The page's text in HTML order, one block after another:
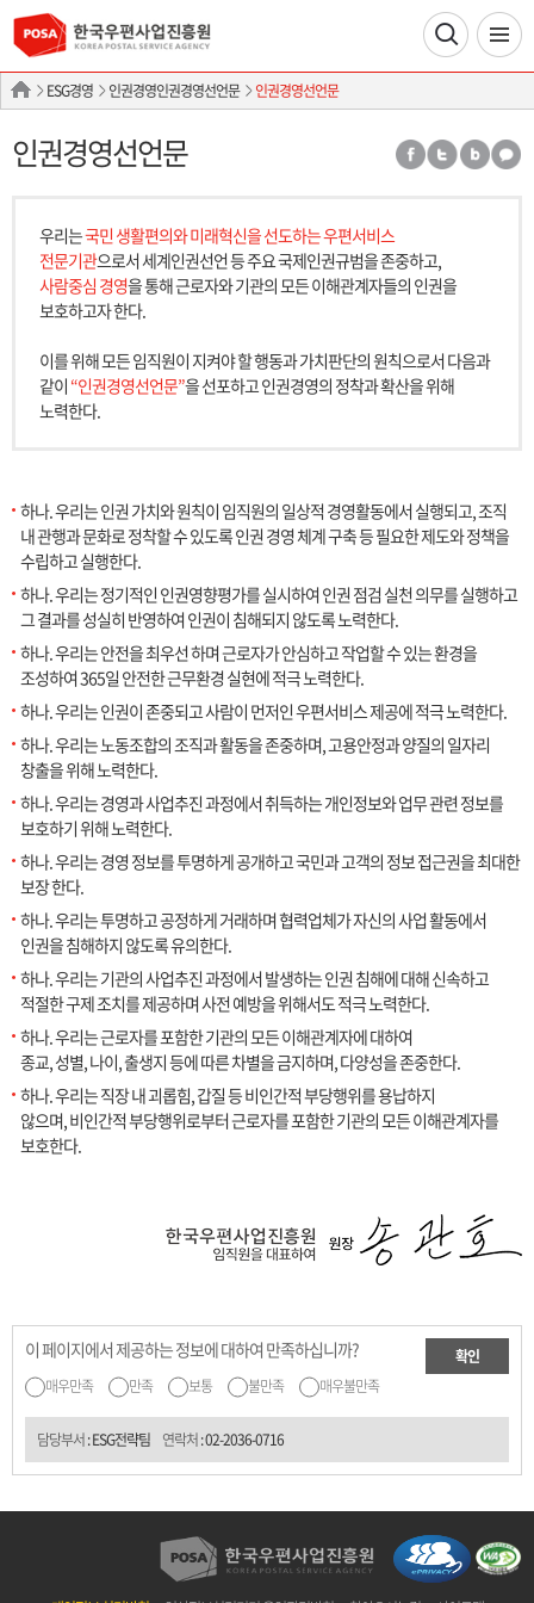
ESG경영 인권경영인권경영선언문 인권경영선언문
인권경영선언문
우리는국민 생활편의와 미래혁신을 선도하는 우편서비스
전문기관으로서 세계인권선언 등 주요 국제인권규범을 존중하고,
사람중심 경영을 통해 근로자와 기관의 모든 이해관계자들의 인권을
보호하고자 한다.
이를 위해 모든 임직원이 지켜야 할 행동과 가치판단의 원칙으로서 다음과
같이 “인권경영선언문”을 선포하고 인권경영의 정착과 확산을 위해
노력한다.
하나. 우리는 인권 가치와 원칙이 임직원의 일상적 경영활동에서 실행되고, 조직
내 관행과 문화로 정착할 수 있도록 인권 경영 체계 구축 등 필요한 제도와 정책을
수립하고 실행한다.
하나. 우리는 정기적인 인권영향평가를 실시하여 인권 점검 실천 의무를 실행하고
그 결과를 성실히 반영하여 인권이 침해되지 않도록 노력한다.
하나. 우리는 안전을 최우선 하며 근로자가 안심하고 작업할 수 있는 환경을
조성하여 365일 안전한 근무환경 실현에 적극 노력한다.
하나. 우리는 인권이 존중되고 사람이 먼저인 우편서비스 제공에 적극 노력한다.
하나. 우리는 노동조합의 조직과 활동을 존중하며, 고용안정과 양질의 일자리
창출을 위해 노력한다.
하나. 우리는 경영과 사업추진 과정에서 취득하는 개인정보와 업무 관련 정보를
보호하기 위해 노력한다.
하나. 우리는 경영 정보를 투명하게 공개하고 국민과 고객의 정보 접근권을 최대한
보장 한다.
하나. 우리는 투명하고 공정하게 거래하며 협력업체가 자신의 사업 활동에서
인권을 침해하지 않도록 유의한다.
하나. 우리는 기관의 사업추진 과정에서 발생하는 인권 침해에 대해 신속하고
적절한 구제 조치를 제공하며 사전 예방을 위해서도 적극 노력한다.
하나. 우리는 근로자를 포함한 기관의 모든 이해관계자에 대하여
종교, 성별, 나이, 출생지 등에 따른 차별을 금지하며, 다양성을 존중한다.
하나. 우리는 직장 내 괴롭힘, 갑질 등 비인간적 부당행위를 용납하지
않으며, 비인간적 부당행위로부터 근로자를 포함한 기관의 모든 이해관계자를
보호한다.
이 페이지에서 제공하는 정보에 대하여 만족하십니까?
매우만족 만족 보통 불만족 매우불만족
확인
담당부서: ESG전략팀 연락처:02-2036-0716